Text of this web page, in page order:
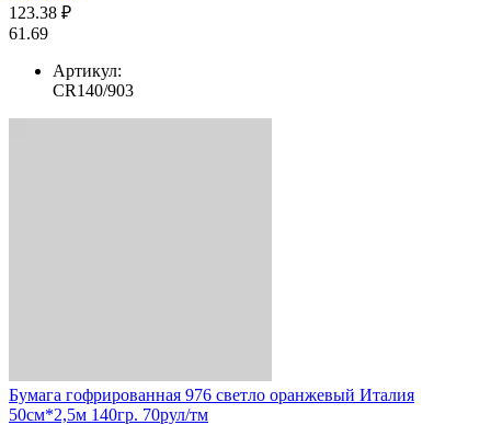
123.38 ₽
61.69
Артикул:
CR140/903
Бумага гофрированная 976 светло оранжевый Италия
50см*2,5м 140гр. 70рул/тм